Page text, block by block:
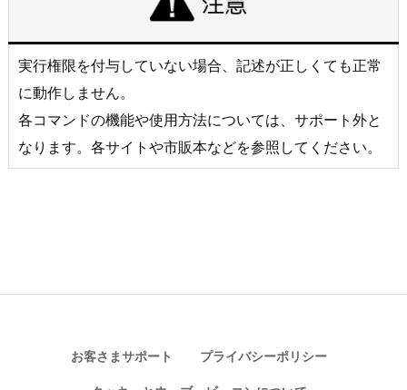
実行権限を付与していない場合、記述が正しくても正常
に動作しません。
各コマンドの機能や使用方法については、サポート外と
なります。各サイトや市販本などを参照してください。
お客さまサポート プライバシーポリシー